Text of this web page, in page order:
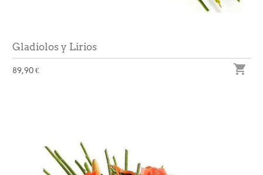
Gladiolos y Lirios
89,90 € 